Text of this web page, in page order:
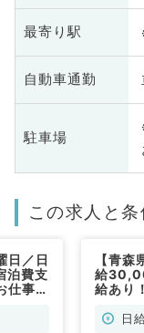
最寄り駅
自動車通勤
駐車場
この求人と
日／日
費支
仕事で
【青
給
給あり
日